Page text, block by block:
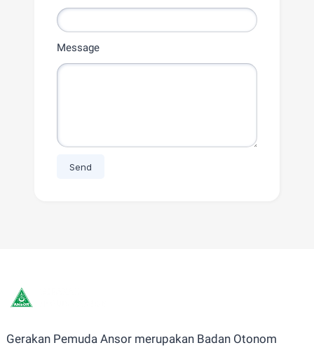
Message
Gerakan Pemuda Ansor merupakan Badan Otonom